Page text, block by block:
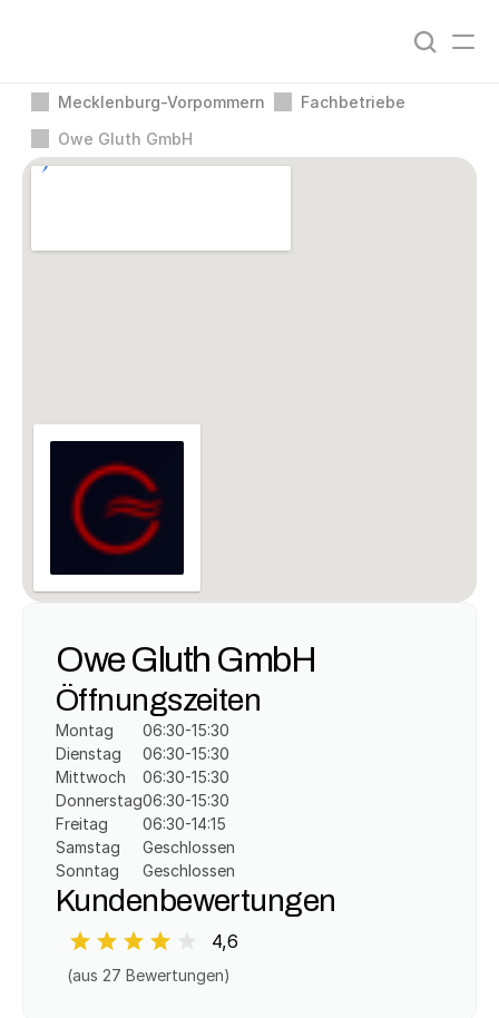
Mecklenburg-Vorpommern
Fachbetriebe
Owe Gluth GmbH
Owe Gluth GmbH
Öffnungszeiten
Montag
Dienstag
Mittwoch
Donnerstag
Freitag
Samstag
Sonntag
06:30-15:30
06:30-15:30
06:30-15:30
06:30-15:30
06:30-14:15
Geschlossen
Geschlossen
Kundenbewertungen
4,6
(aus 27 Bewertungen)